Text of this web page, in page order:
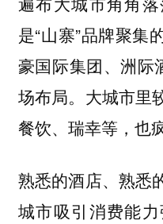
是“山寨”品牌聚集
豪国际集团、洲际
场布局。大城市里
餐饮、瑞幸等，也
熟悉的酒店、熟悉
城市吸引消费能